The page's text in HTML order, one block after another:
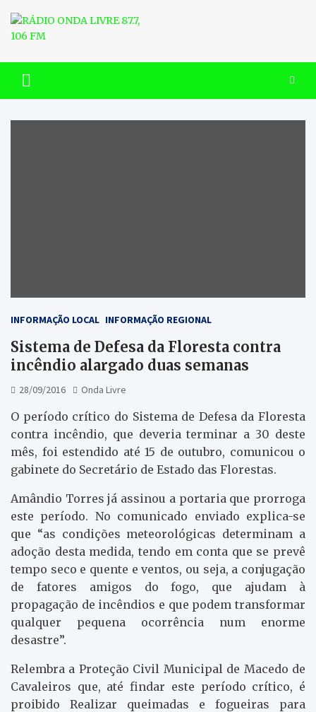
content
RÁDIO ONDA LIVRE 87.7, 106
FM
INFORMAÇÃO LOCAL INFORMAÇÃO REGIONAL
Sistema de Defesa da Floresta contra
incêndio alargado duas semanas
28/09/2016 Onda Livre
O período crítico do Sistema de Defesa da Floresta
contra incêndio, que deveria terminar a 30 deste
mês, foi estendido até 15 de outubro, comunicou o
gabinete do Secretário de Estado das Florestas.
Amândio Torres já assinou a portaria que prorroga
este período. No comunicado enviado explica-se
que “as condições meteorológicas determinam a
adoção desta medida, tendo em conta que se prevê
tempo seco e quente e ventos, ou seja, a conjugação
de fatores amigos do fogo, que ajudam à
propagação de incêndios e que podem transformar
qualquer pequena ocorrência num enorme
desastre”.
Relembra a Proteção Civil Municipal de Macedo de
Cavaleiros que, até findar este período crítico, é
proibido Realizar queimadas e fogueiras para